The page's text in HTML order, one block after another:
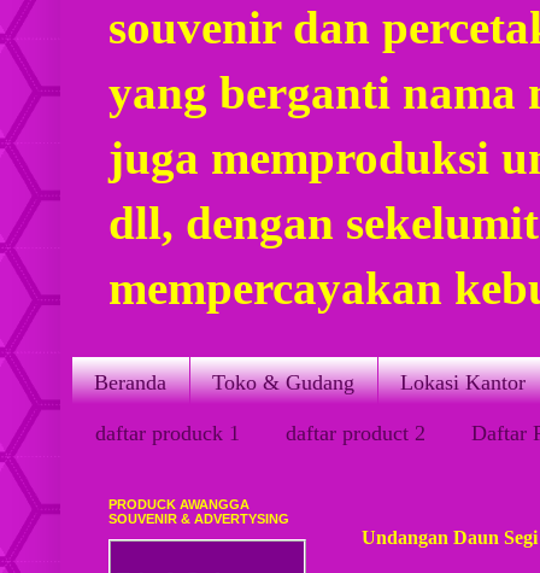
souvenir dan
yang berganti nama
juga memproduksi
dll, dengan
mempercayakan
Beranda Toko & Gudang Lokasi Kantor
daftar produck 1 daftar product 2 Daftar
Undangan Daun
PRODUCK AWANGGA
SOUVENIR & ADVERTYSING